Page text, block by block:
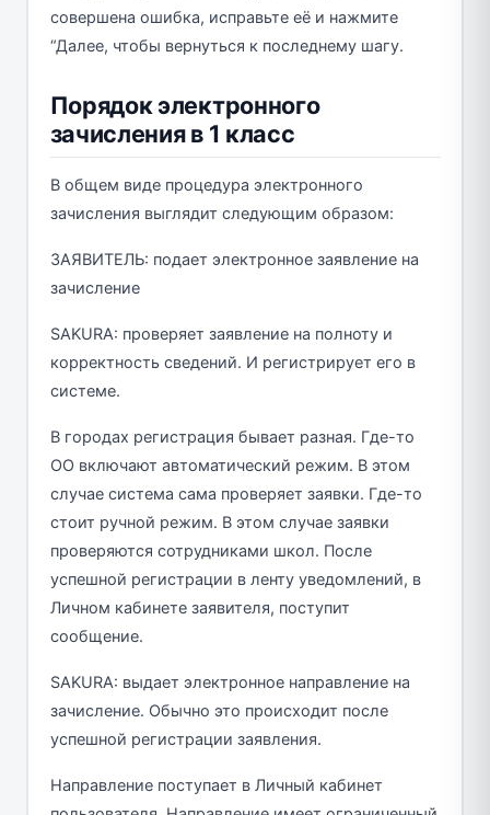
совершена ошибка, исправьте её и нажмите
“Далее, чтобы вернуться к последнему шагу.
Порядок электронного
зачисления в 1 класс
В общем виде процедура электронного
зачисления выглядит следующим образом:
ЗАЯВИТЕЛЬ: подает электронное заявление на
зачисление
SAKURA: проверяет заявление на полноту и
корректность сведений. И регистрирует его в
системе.
В городах регистрация бывает разная. Где-то
ОО включают автоматический режим. В этом
случае система сама проверяет заявки. Где-то
стоит ручной режим. В этом случае заявки
проверяются сотрудниками школ. После
успешной регистрации в ленту уведомлений, в
Личном кабинете заявителя, поступит
сообщение.
SAKURA: выдает электронное направление на
зачисление. Обычно это происходит после
успешной регистрации заявления.
Направление поступает в Личный кабинет